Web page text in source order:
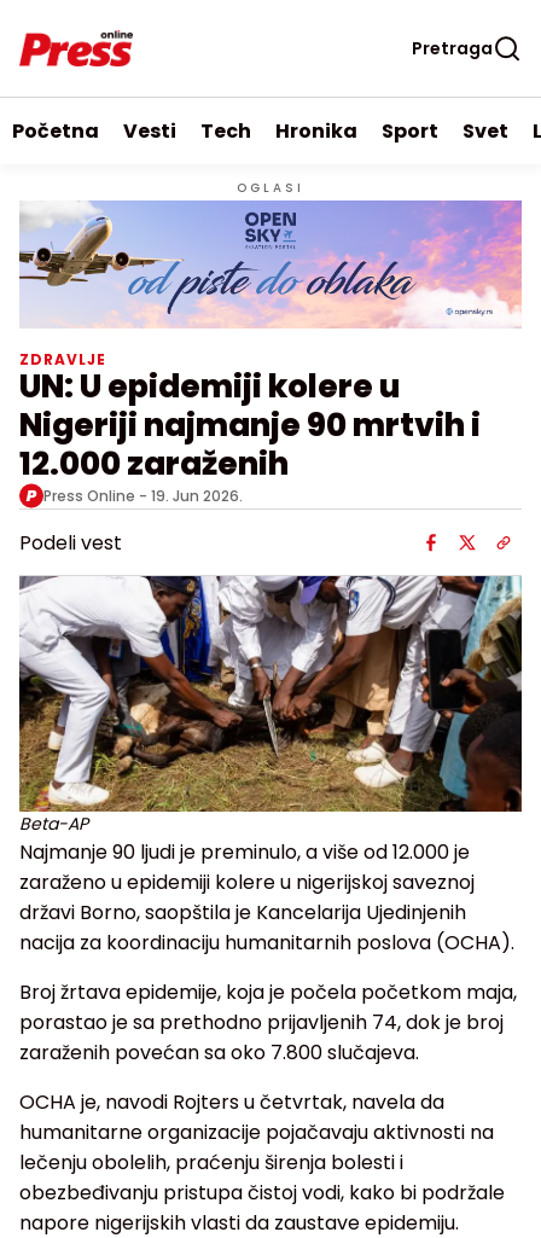
Pretraga
Početna Vesti Tech Hronika Sport Svet
OGLASI
ZDRAVLJE
UN: U epidemiji kolere u
Nigeriji najmanje 90 mrtvih i
12.000 zaraženih
Press Online - 19. Jun 2026.
Podeli vest
Beta-AP
Najmanje 90 ljudi je preminulo, a više od 12.000 je
zaraženo u epidemiji kolere u nigerijskoj saveznoj
državi Borno, saopštila je Kancelarija Ujedinjenih
nacija za koordinaciju humanitarnih poslova (OCHA).
Broj žrtava epidemije, koja je počela početkom maja,
porastao je sa prethodno prijavljenih 74, dok je broj
zaraženih povećan sa oko 7.800 slučajeva.
OCHA je, navodi Rojters u četvrtak, navela da
humanitarne organizacije pojačavaju aktivnosti na
lečenju obolelih, praćenju širenja bolesti i
obezbeđivanju pristupa čistoj vodi, kako bi podržale
napore nigerijskih vlasti da zaustave epidemiju.